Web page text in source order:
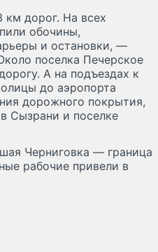
км дорог. На всех
обочины,
и остановки, —
поселка Печерское
А на подъездах к
до аэропорта
дорожного покрытия,
Сызрани и поселке
Черниговка — граница
рабочие привели в